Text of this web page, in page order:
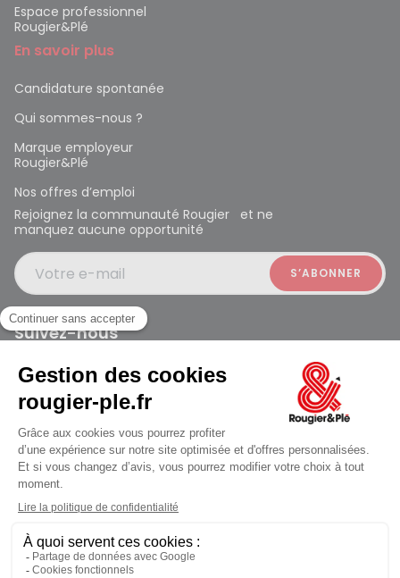
ouvert à 10:00
Espace professionnel
Rougier&Plé
En savoir plus
Candidature spontanée
Qui sommes-nous ?
Marque employeur
Rougier&Plé
Nos offres d’emploi
Rejoignez la communauté Rougier et ne
manquez aucune opportunité
Votre e-mail
Suivez-nous
Rougier et Plé 2024 Copyright
Mentions légales
Conditions générales des ventes
Données personnelles